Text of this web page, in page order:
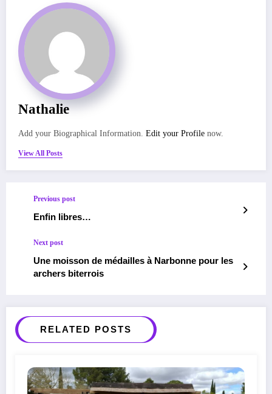
Nathalie
Add your Biographical Information. Edit your Profile now.
View All Posts
Previous post
Enfin libres…
Next post
Une moisson de médailles à Narbonne pour les
archers biterrois
RELATED POSTS